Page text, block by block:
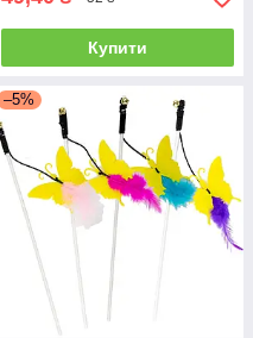
Купити
–5%